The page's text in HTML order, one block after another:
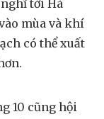
tới Hà
mùa và khí
có thể xuất
10 cũng hội